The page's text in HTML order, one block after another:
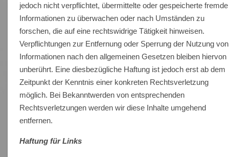
jedoch nicht verpflichtet, übermittelte oder gespeicherte fremde
Informationen zu überwachen oder nach Umständen zu
forschen, die auf eine rechtswidrige Tätigkeit hinweisen.
Verpflichtungen zur Entfernung oder Sperrung der Nutzung von
Informationen nach den allgemeinen Gesetzen bleiben hiervon
unberührt. Eine diesbezügliche Haftung ist jedoch erst ab dem
Zeitpunkt der Kenntnis einer konkreten Rechtsverletzung
möglich. Bei Bekanntwerden von entsprechenden
Rechtsverletzungen werden wir diese Inhalte umgehend
entfernen.
Haftung für Links